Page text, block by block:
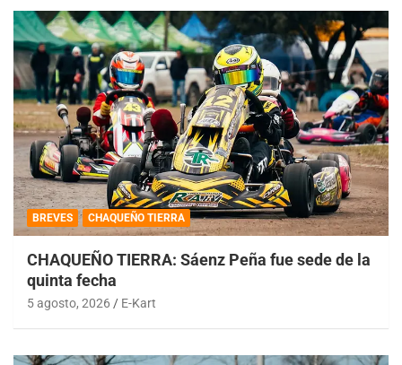
BREVES CHAQUEÑO TIERRA
CHAQUEÑO TIERRA: Sáenz Peña fue sede de la
quinta fecha
5 agosto, 2026 E-Kart